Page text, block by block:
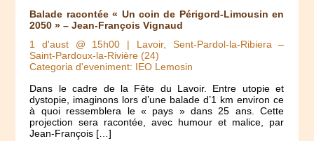
Balade racontée « Un coin de Périgord-Limousin en
2050 » – Jean-François Vignaud
1 d'aust @ 15h00 | Lavoir, Sent-Pardol-la-Ribiera –
Saint-Pardoux-la-Rivière (24)
Categoria d'eveniment: IEO Lemosin
Dans le cadre de la Fête du Lavoir. Entre utopie et
dystopie, imaginons lors d’une balade d’1 km environ ce
à quoi ressemblera le « pays » dans 25 ans. Cette
projection sera racontée, avec humour et malice, par
Jean-François […]